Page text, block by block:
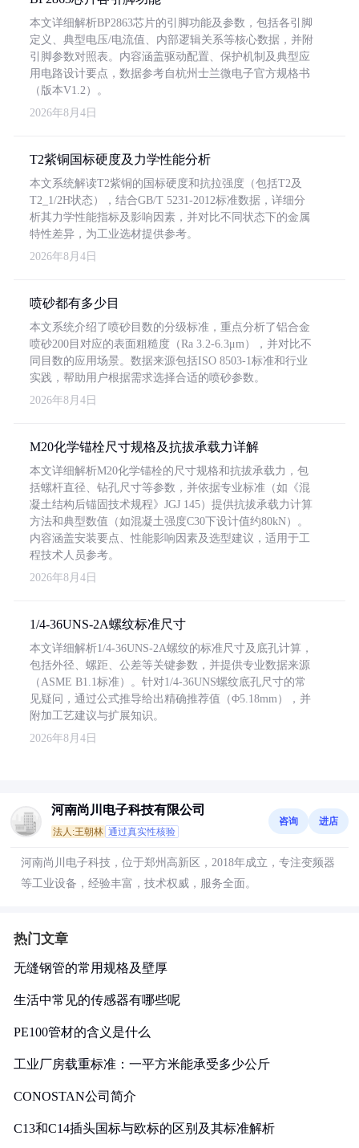
本文详细解析BP2863芯片的引脚功能及参数，包括各引脚
定义、典型电压/电流值、内部逻辑关系等核心数据，并附
引脚参数对照表。内容涵盖驱动配置、保护机制及典型应
用电路设计要点，数据参考自杭州士兰微电子官方规格书
（版本V1.2）。
2026年8月4日
T2紫铜国标硬度及力学性能分析
本文系统解读T2紫铜的国标硬度和抗拉强度（包括T2及
T2_1/2H状态），结合GB/T 5231-2012标准数据，详细分
析其力学性能指标及影响因素，并对比不同状态下的金属
特性差异，为工业选材提供参考。
2026年8月4日
喷砂都有多少目
本文系统介绍了喷砂目数的分级标准，重点分析了铝合金
喷砂200目对应的表面粗糙度（Ra 3.2-6.3μm），并对比不
同目数的应用场景。数据来源包括ISO 8503-1标准和行业
实践，帮助用户根据需求选择合适的喷砂参数。
2026年8月4日
M20化学锚栓尺寸规格及抗拔承载力详解
本文详细解析M20化学锚栓的尺寸规格和抗拔承载力，包
括螺杆直径、钻孔尺寸等参数，并依据专业标准（如《混
凝土结构后锚固技术规程》JGJ 145）提供抗拔承载力计算
方法和典型数值（如混凝土强度C30下设计值约80kN）。
内容涵盖安装要点、性能影响因素及选型建议，适用于工
程技术人员参考。
2026年8月4日
1/4-36UNS-2A螺纹标准尺寸
本文详细解析1/4-36UNS-2A螺纹的标准尺寸及底孔计算，
包括外径、螺距、公差等关键参数，并提供专业数据来源
（ASME B1.1标准）。针对1/4-36UNS螺纹底孔尺寸的常
见疑问，通过公式推导给出精确推荐值（Φ5.18mm），并
附加工艺建议与扩展知识。
2026年8月4日
河南尚川电子科技有限公司
法人:王朝林 通过真实性核验
咨询 进店
河南尚川电子科技，位于郑州高新区，2018年成立，专注变频器
等工业设备，经验丰富，技术权威，服务全面。
热门文章
无缝钢管的常用规格及壁厚
生活中常见的传感器有哪些呢
PE100管材的含义是什么
工业厂房载重标准：一平方米能承受多少公斤
CONOSTAN公司简介
C13和C14插头国标与欧标的区别及其标准解析